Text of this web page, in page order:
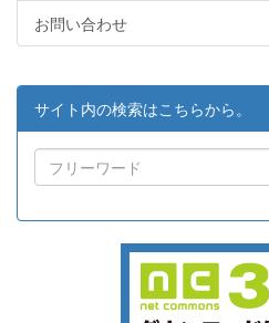
お問い合わせ
サイト内の検索はこちらから。